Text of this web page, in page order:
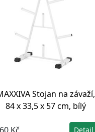
Stojan na závaží,
84 x 33,5 x 57 cm, bílý
Kč Detail